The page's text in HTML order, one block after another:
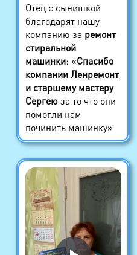
Отец с сынишкой
благодарят нашу
компанию за ремонт
стиральной
машинки: «Спасибо
компании Ленремонт
и старшему мастеру
Сергеюза то что они
помогли нам
починить машинку»